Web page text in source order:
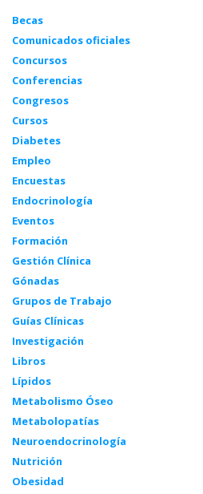
Becas
Comunicados oficiales
Concursos
Conferencias
Congresos
Cursos
Diabetes
Empleo
Encuestas
Endocrinología
Eventos
Formación
Gestión Clínica
Gónadas
Grupos de Trabajo
Guías Clínicas
Investigación
Libros
Lípidos
Metabolismo Óseo
Metabolopatías
Neuroendocrinología
Nutrición
Obesidad